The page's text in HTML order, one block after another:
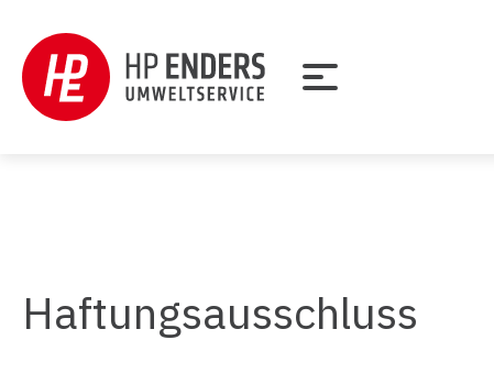
Haftungsausschluss